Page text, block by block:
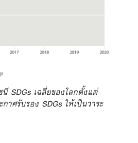
SDGs เฉลี่ยของโลกตั้งแต่
าศรับรอง SDGs ให้เป็นวาระ